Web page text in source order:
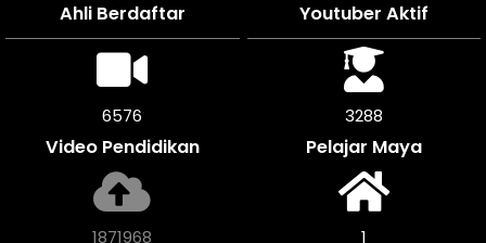
Ahli Berdaftar Youtuber Aktif
7392
Video Pendidikan
3693
Pelajar Maya
2102548 1